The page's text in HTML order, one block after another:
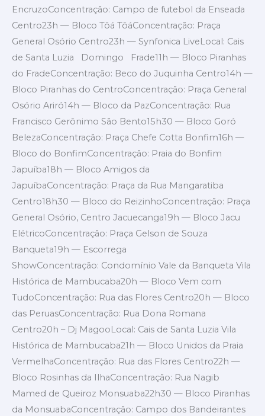
EncruzoConcentração: Campo de futebol da Enseada
Centro23h — Bloco Tôá TôáConcentração: Praça
General Osório Centro23h — Synfonica LiveLocal: Cais
de Santa Luzia Domingo Frade11h — Bloco Piranhas
do FradeConcentração: Beco do Juquinha Centro14h —
Bloco Piranhas do CentroConcentração: Praça General
Osório Ariró14h — Bloco da PazConcentração: Rua
Francisco Gerônimo São Bento15h30 — Bloco Goró
BelezaConcentração: Praça Chefe Cotta Bonfim16h —
Bloco do BonfimConcentração: Praia do Bonfim
Japuíba18h — Bloco Amigos da
JapuíbaConcentração: Praça da Rua Mangaratiba
Centro18h30 — Bloco do ReizinhoConcentração: Praça
General Osório, Centro Jacuecanga19h — Bloco Jacu
ElétricoConcentração: Praça Gelson de Souza
Banqueta19h — Escorrega
ShowConcentração: Condomínio Vale da Banqueta Vila
Histórica de Mambucaba20h — Bloco Vem com
TudoConcentração: Rua das Flores Centro20h — Bloco
das PeruasConcentração: Rua Dona Romana
Centro20h – Dj MagooLocal: Cais de Santa Luzia Vila
Histórica de Mambucaba21h — Bloco Unidos da Praia
VermelhaConcentração: Rua das Flores Centro22h —
Bloco Rosinhas da IlhaConcentração: Rua Nagib
Mamed de Queiroz Monsuaba22h30 — Bloco Piranhas
da MonsuabaConcentração: Campo dos Bandeirantes